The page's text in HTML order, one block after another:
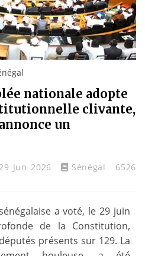
nationale adopte
clivante,
un
29 Jun 2026 Sénégal
6526
a voté, le 29 juin
de la Constitution,
présents sur 129. La